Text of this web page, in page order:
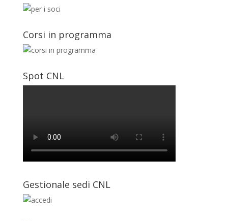
Corsi in programma
Spot CNL
Gestionale sedi CNL